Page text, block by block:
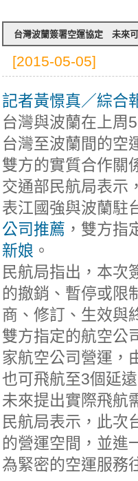
台灣波蘭簽署空運協定 未來
[2015-05-05]
記者黃憬真／綜合
台灣與波蘭在上周
台灣至波蘭間的空
雙方的實質合作關
交通部民航局表示
表江國強與波蘭駐
公司推薦 ，雙方
新娘 。
民航局指出，本次
的撤銷、暫停或限
商、修訂、生效與
雙方指定的航空公
家航空公司營運，
也可飛航至3個延
未來提出實際飛航
民航局表示，此次
的營運空間，並進
為緊密的空運服務